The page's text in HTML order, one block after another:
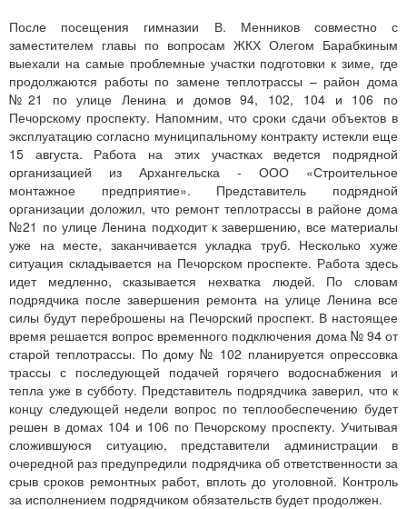
После посещения гимназии В. Менников совместно с
заместителем главы по вопросам ЖКХ Олегом Барабкиным
выехали на самые проблемные участки подготовки к зиме, где
продолжаются работы по замене теплотрассы – район дома
№21 по улице Ленина и домов 94, 102, 104 и 106 по
Печорскому проспекту. Напомним, что сроки сдачи объектов в
эксплуатацию согласно муниципальному контракту истекли еще
15 августа. Работа на этих участках ведется подрядной
организацией из Архангельска - ООО «Строительное
монтажное предприятие». Представитель подрядной
организации доложил, что ремонт теплотрассы в районе дома
№21 по улице Ленина подходит к завершению, все материалы
уже на месте, заканчивается укладка труб. Несколько хуже
ситуация складывается на Печорском проспекте. Работа здесь
идет медленно, сказывается нехватка людей. По словам
подрядчика после завершения ремонта на улице Ленина все
силы будут переброшены на Печорский проспект. В настоящее
время решается вопрос временного подключения дома № 94 от
старой теплотрассы. По дому № 102 планируется опрессовка
трассы с последующей подачей горячего водоснабжения и
тепла уже в субботу. Представитель подрядчика заверил, что к
концу следующей недели вопрос по теплообеспечению будет
решен в домах 104 и 106 по Печорскому проспекту. Учитывая
сложившуюся ситуацию, представители администрации в
очередной раз предупредили подрядчика об ответственности за
срыв сроков ремонтных работ, вплоть до уголовной. Контроль
за исполнением подрядчиком обязательств будет продолжен.